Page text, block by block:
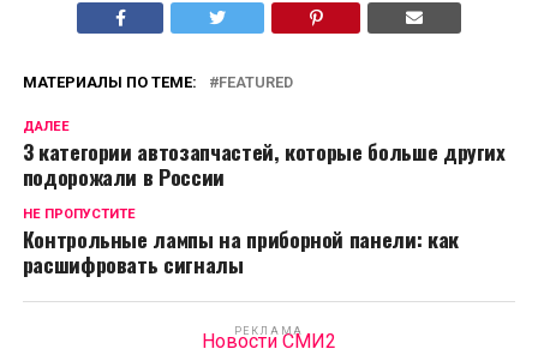
МАТЕРИАЛЫ ПО ТЕМЕ: FEATURED
ДАЛЕЕ
3 категории автозапчастей, которые больше других
подорожали в России
НЕ ПРОПУСТИТЕ
Контрольные лампы на приборной панели: как
расшифровать сигналы
РЕКЛАМА
Новости СМИ2